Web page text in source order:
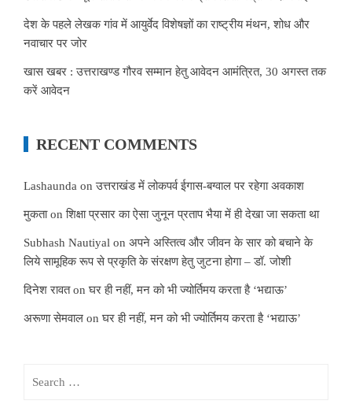
देश के पहले लेखक गांव में आयुर्वेद विशेषज्ञों का राष्ट्रीय मंथन, शोध और
नवाचार पर जोर
खास खबर : उत्तराखण्ड गौरव सम्मान हेतु आवेदन आमंत्रित, 30 अगस्त तक
करें आवेदन
RECENT COMMENTS
Lashaunda onउत्तराखंड में लोकपर्व ईगास-बग्वाल पर रहेगा अवकाश
मुकताonशिक्षा प्रसार का ऐसा जुनून प्रताप भैया में ही देखा जा सकता था
Subhash Nautiyal on अपने अस्तित्व और जीवन के सार को बचाने के
लिये सामूहिक रूप से प्रकृति के संरक्षण हेतु जुटना होगा – डॉ. जोशी
दिनेश रावतonघर ही नहीं, मन को भी ज्योर्तिमय करता है ‘भद्याऊ’
अरूणा सेमवाल onघर ही नहीं, मन को भी ज्योर्तिमय करता है ‘भद्याऊ’